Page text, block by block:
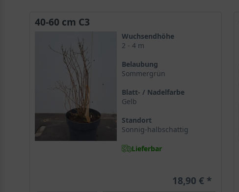
40-60 cm C3
Wuchsendhöhe
2 - 4 m
Belaubung
Sommergrün
Blatt- / Nadelfarbe
Gelb
Standort
Sonnig-halbschattig
Lieferbar
18,90 €